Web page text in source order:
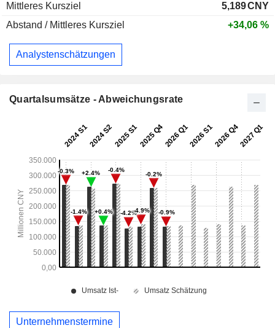
Mittleres Kursziel
5,189CNY
Abstand / Mittleres Kursziel
+34,06 %
Analystenschätzungen
Quartalsumsätze - Abweichungsrate
Unternehmenstermine